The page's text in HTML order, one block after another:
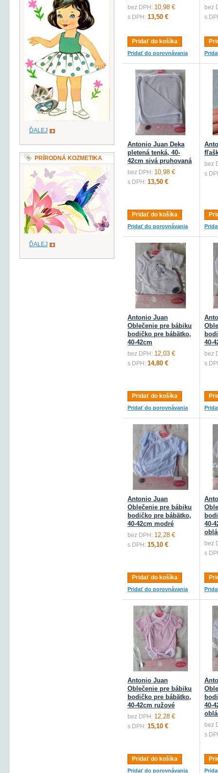
bez DPH: 10,98 €
s DPH: 13,50 €
Pridať do košíka
Pridať do porovnávania
bez
s
Antonio Juan Deka
pletená tenká, 40-
42cm sivá pruhovaná
bez DPH: 10,98 €
s DPH: 13,50 €
Pridať do košíka
Pridať do porovnávania
bez
s
Antonio Juan
Oblečenie pre bábiku
bodičko pre bábätko,
40-42cm
bez DPH: 12,03 €
s DPH: 14,80 €
Pridať do košíka
Pridať do porovnávania
40-
bez
s
Antonio Juan
Oblečenie pre bábiku
bodičko pre bábätko,
40-42cm modré
bez DPH: 12,28 €
s DPH: 15,10 €
Pridať do košíka
Pridať do porovnávania
40-
bez
s
Antonio Juan
Oblečenie pre bábiku
bodičko pre bábätko,
40-42cm ružové
bez DPH: 12,28 €
s DPH: 15,10 €
Pridať do košíka
Pridať do porovnávania
40-
bez
s
ĎALEJ
PRÍRODNÁ KOZMETIKA
ĎALEJ